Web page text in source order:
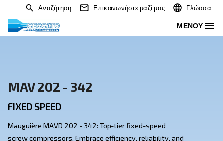
Αναζήτηση Επικοινωνήστε μαζί μας
FIXED SPEED
MAV 202 - 342